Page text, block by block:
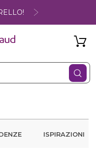
ISPIRAZIONI